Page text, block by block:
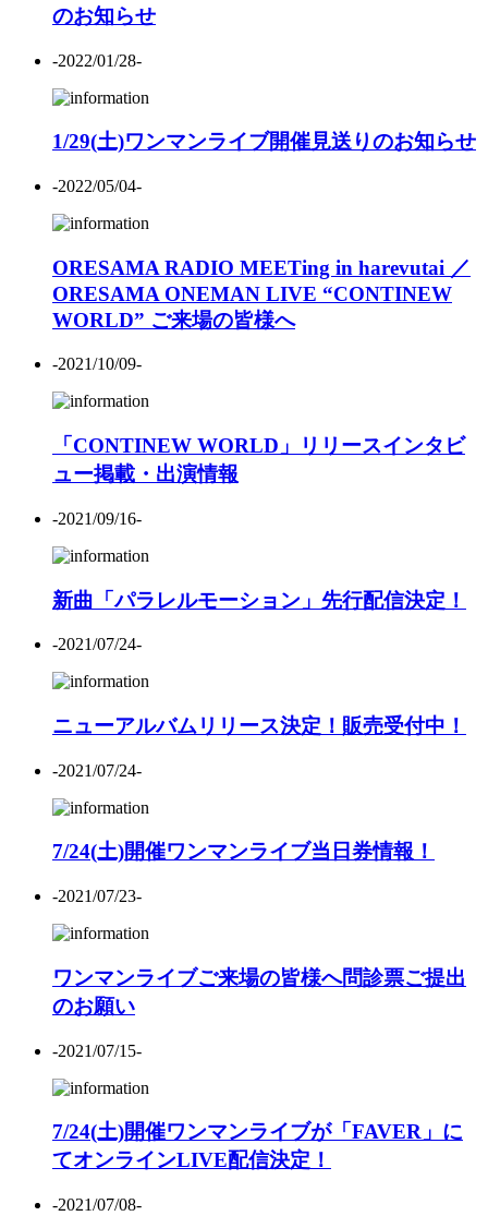
のお知らせ
-2022/01/28-
1/29(土)ワンマンライブ開催見送りのお知らせ
-2022/05/04-
ORESAMA RADIO MEETing in harevutai ／
ORESAMA ONEMAN LIVE “CONTINEW
WORLD” ご来場の皆様へ
-2021/10/09-
「CONTINEW WORLD」リリースインタビ
ュー掲載・出演情報
-2021/09/16-
新曲「パラレルモーション」先行配信決定！
-2021/07/24-
ニューアルバムリリース決定！販売受付中！
-2021/07/24-
7/24(土)開催ワンマンライブ当日券情報！
-2021/07/23-
ワンマンライブご来場の皆様へ問診票ご提出
のお願い
-2021/07/15-
7/24(土)開催ワンマンライブが「FAVER」に
てオンラインLIVE配信決定！
-2021/07/08-